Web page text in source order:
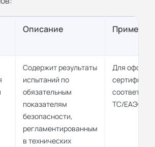
Описание
Содержит результаты
испытаний по
обязательным
показателям
безопасности,
регламентированным
в технических
Для
ТС/ЕАЭС